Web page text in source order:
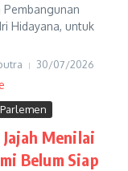
Pembangunan
Hidayana, untuk
30/07/2026
Parlemen
Jajah Menilai
Belum Siap